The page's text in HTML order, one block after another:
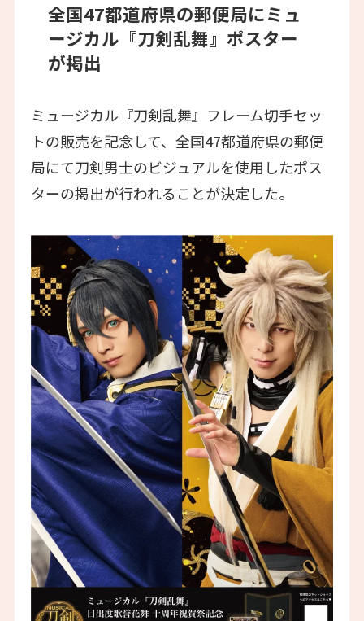
全国47都道府県の郵便局にミュ
ージカル『刀剣乱舞』ポスター
が掲出
ミュージカル『刀剣乱舞』フレーム切手セッ
トの販売を記念して、全国47都道府県の郵便
局にて刀剣男士のビジュアルを使用したポス
ターの掲出が行われることが決定した。